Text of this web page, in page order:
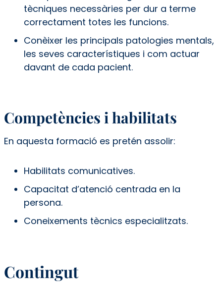
tècniques necessàries per dur a terme
correctament totes les funcions.
Conèixer les principals patologies mentals,
les seves característiques i com actuar
davant de cada pacient.
Competències i habilitats
En aquesta formació es pretén assolir:
Habilitats comunicatives.
Capacitat d’atenció centrada en la
persona.
Coneixements tècnics especialitzats.
Contingut